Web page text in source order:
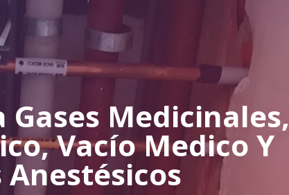
Gases Medicinales,
Vacío Medico Y
Anestésicos